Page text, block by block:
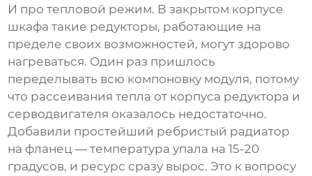
И про тепловой режим. В закрытом корпусе
шкафа такие редукторы, работающие на
пределе своих возможностей, могут здорово
нагреваться. Один раз пришлось
переделывать всю компоновку модуля, потому
что рассеивания тепла от корпуса редуктора и
серводвигателя оказалось недостаточно.
Добавили простейший ребристый радиатор
на фланец — температура упала на 15-20
градусов, и ресурс сразу вырос. Это к вопросу